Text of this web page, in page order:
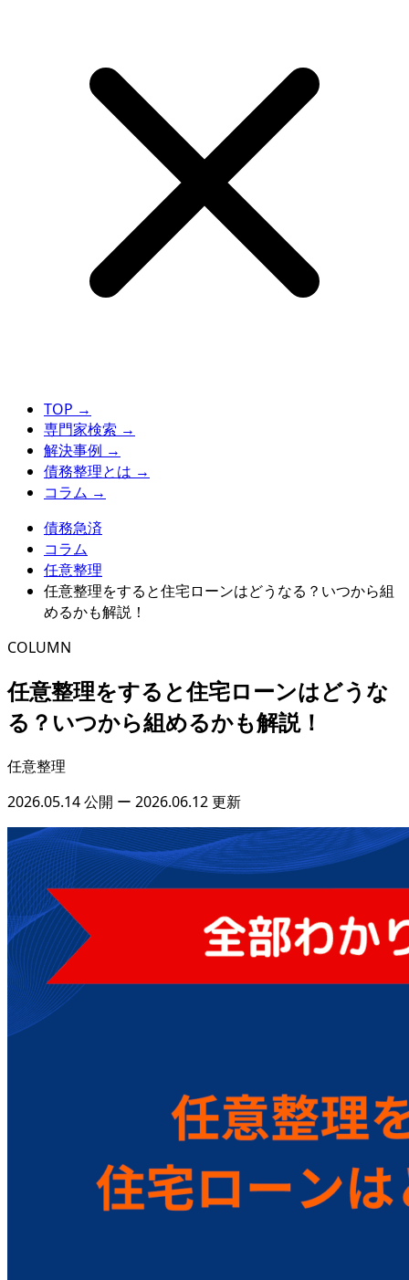
TOP →
専門家検索 →
解決事例 →
債務整理とは →
コラム →
債務急済
コラム
任意整理
任意整理をすると住宅ローンはどうなる？いつから組
めるかも解説！
COLUMN
任意整理をすると住宅ローンはどうな
る？いつから組めるかも解説！
任意整理
2026.05.14 公開 ー 2026.06.12 更新